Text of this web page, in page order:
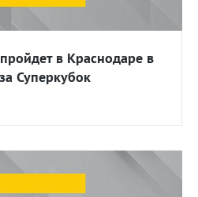
в Краснодаре в
Суперкубок